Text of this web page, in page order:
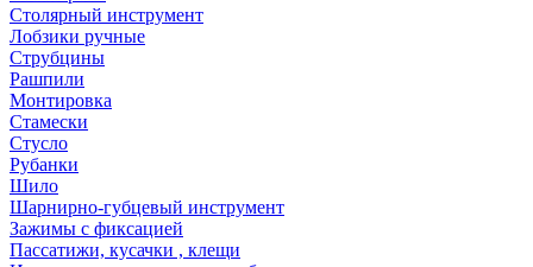
Столярный инструмент
Лобзики ручные
Струбцины
Рашпили
Монтировка
Стамески
Стусло
Рубанки
Шило
Шарнирно-губцевый инструмент
Зажимы с фиксацией
Пассатижи, кусачки , клещи